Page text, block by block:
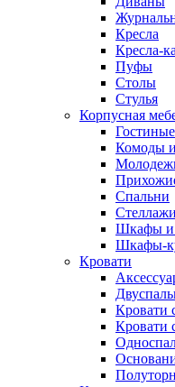
Кресла
Кресла-
Пуфы
Столы
Стулья
Корпусная
Гостиные
Комоды
Спальни
Шкафы и
Шкафы-
Кровати
Кровати
Кровати